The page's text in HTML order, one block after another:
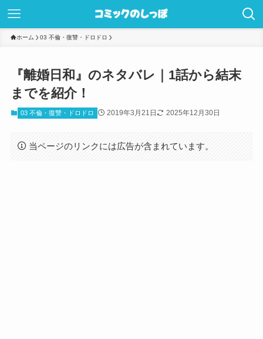
ホーム 03 不倫・復讐・ドロドロ
『離婚日和』のネタバレ｜1話から結末
までを紹介！
03 不倫・復讐・ドロドロ 2019年3月21日 2025年12月30日
当ページのリンクには広告が含まれています。